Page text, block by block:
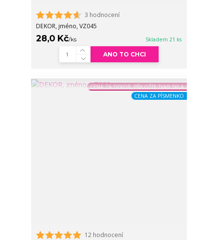
3 hodnocení
DEKOR, jméno, VZ045
28,0 Kč/ks Skladem 21 ks
ANO TO CHCI
CENA ZA DEKOR, PŘILOŽTE TVAR SKLA
CENA ZA PÍSMENKO
12 hodnocení